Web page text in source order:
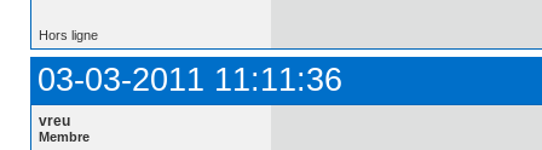
Hors ligne
03-03-2011 11:11:36
vreu
Membre